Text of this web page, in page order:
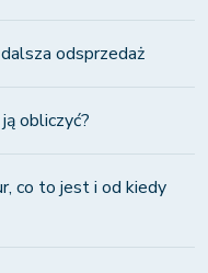
odsprzedaż
obliczyć?
co to jest i od kiedy